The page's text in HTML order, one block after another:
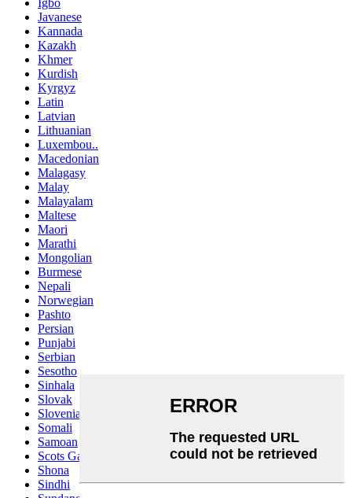
Igbo
Javanese
Kannada
Kazakh
Khmer
Kurdish
Kyrgyz
Latin
Latvian
Lithuanian
Luxembou..
Macedonian
Malagasy
Malay
Malayalam
Maltese
Maori
Marathi
Mongolian
Burmese
Nepali
Norwegian
Pashto
Persian
Punjabi
Serbian
Sesotho
Sinhala
Slovak
Slovenian
Somali
Samoan
Scots Gaelic
Shona
Sindhi